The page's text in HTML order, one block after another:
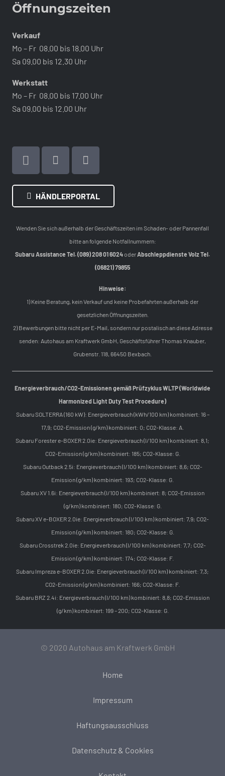
Öffnungszeiten
Verkauf
Mo – Fr 08.00 bis 18.00 Uhr
Sa 09.00 bis 12.30 Uhr
Werkstatt
Mo – Fr 08.00 bis 17.00 Uhr
Sa 09.00 bis 12.00 Uhr
HÄNDLERPORTAL
Wenden Sie sich außerhalb der Geschäftszeiten im Schaden- oder Pannenfall
bitte an folgende Notfallnummern:
Subaru Assistance Tel. (089) 208 01 6024oderAbschleppdienste Volz Tel.
(06821) 79855
Hinweise:
1) Keine Beratung, kein Verkauf und keine Probefahrten außerhalb der
gesetzlichen Öffnungszeiten.
2) Bewerbungen bitte nicht per E-Mail, sondern nur postalisch an diese Adresse
senden: Autohaus am Kraftwerk GmbH, Geschäftsführer Thomas Knauber,
Grubenstr. 118, 66450 Bexbach.
Energieverbrauch/CO2-Emissionen gemäß Prüfzyklus WLTP (Worldwide
Harmonized Light Duty Test Procedure)
Subaru SOLTERRA (160 kW): Energieverbrauch (kWh/100 km) kombiniert: 16 –
17,9; CO2-Emission (g/km) kombiniert: 0; CO2-Klasse: A.
Subaru Forester e-BOXER 2.0ie: Energieverbrauch (l/100 km) kombiniert: 8,1;
CO2-Emission (g/km) kombiniert: 185; CO2-Klasse: G.
Subaru Outback 2.5i: Energieverbrauch (l/100 km) kombiniert: 8,6; CO2-
Emission (g/km) kombiniert: 193; CO2-Klasse: G.
Subaru XV 1.6i: Energieverbrauch (l/100 km) kombiniert: 8; CO2-Emission
(g/km) kombiniert: 180; CO2-Klasse: G.
Subaru XV e-BOXER 2.0ie: Energieverbrauch (l/100 km) kombiniert: 7,9; CO2-
Emission (g/km) kombiniert: 180; CO2-Klasse: G.
Subaru Crosstrek 2.0ie: Energieverbrauch (l/100 km) kombiniert: 7,7; CO2-
Emission (g/km) kombiniert: 174; CO2-Klasse: F.
Subaru Impreza e-BOXER 2.0ie: Energieverbrauch (l/100 km) kombiniert: 7,3;
CO2-Emission (g/km) kombiniert: 166; CO2-Klasse: F.
Subaru BRZ 2.4i: Energieverbrauch (l/100 km) kombiniert: 8,8; CO2-Emission
(g/km) kombiniert: 199 – 200; CO2-Klasse: G.
© 2020 Autohaus am Kraftwerk GmbH
Home
Impressum
Haftungsausschluss
Datenschutz & Cookies